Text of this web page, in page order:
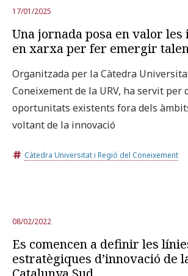
17/01/2025
Una jornada posa en valor
en xarxa per fer emergir
Organitzada per la Càtedra
Coneixement de la URV, ha servit per
oportunitats existents fora dels
voltant de la innovació
Càtedra Universitat i Regió del Coneixement
08/02/2022
Es comencen a definir les
estratègiques d’innovació de